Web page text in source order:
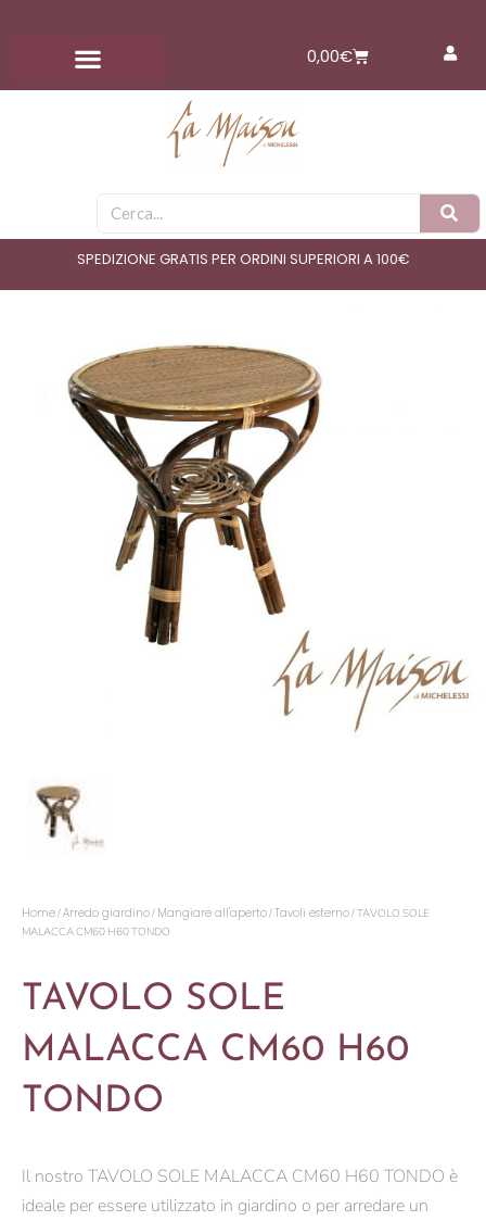
contenuto
0,00€Carrello
Cerca
SPEDIZIONE GRATIS PER ORDINI SUPERIORI A 100€
Home/Arredo giardino/ Mangiare all'aperto/Tavoli esterno/ TAVOLO SOLE
MALACCA CM60 H60 TONDO
TAVOLO SOLE
MALACCA CM60 H60
TONDO
Il nostro TAVOLO SOLE MALACCA CM60 H60 TONDO è
ideale per essere utilizzato in giardino o per arredare un